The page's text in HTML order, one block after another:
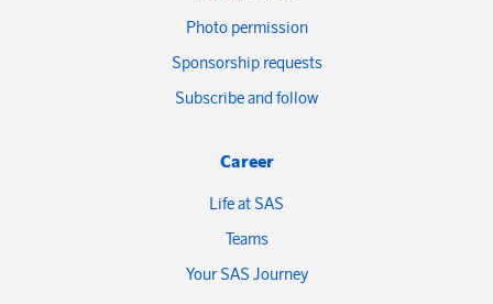
Photo permission
Sponsorship requests
Subscribe and follow
Career
Life at SAS
Teams
Your SAS Journey